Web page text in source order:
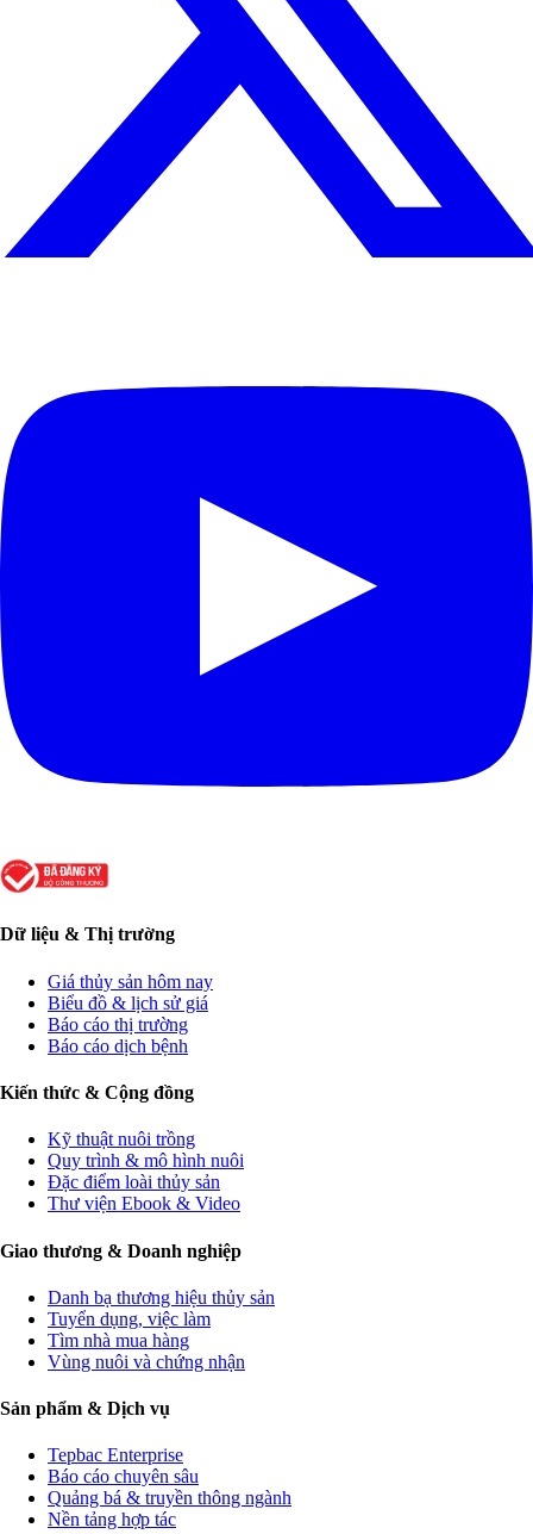
Dữ liệu & Thị trường
Giá thủy sản hôm nay
Biểu đồ & lịch sử giá
Báo cáo thị trường
Báo cáo dịch bệnh
Kiến thức & Cộng đồng
Kỹ thuật nuôi trồng
Quy trình & mô hình nuôi
Đặc điểm loài thủy sản
Thư viện Ebook & Video
Giao thương & Doanh nghiệp
Danh bạ thương hiệu thủy sản
Tuyển dụng, việc làm
Tìm nhà mua hàng
Vùng nuôi và chứng nhận
Sản phẩm & Dịch vụ
Tepbac Enterprise
Báo cáo chuyên sâu
Quảng bá & truyền thông ngành
Nền tảng hợp tác